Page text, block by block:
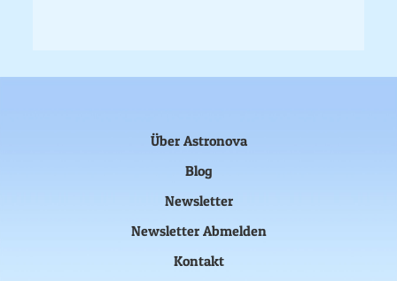
Über Astronova
Blog
Newsletter
Newsletter Abmelden
Kontakt